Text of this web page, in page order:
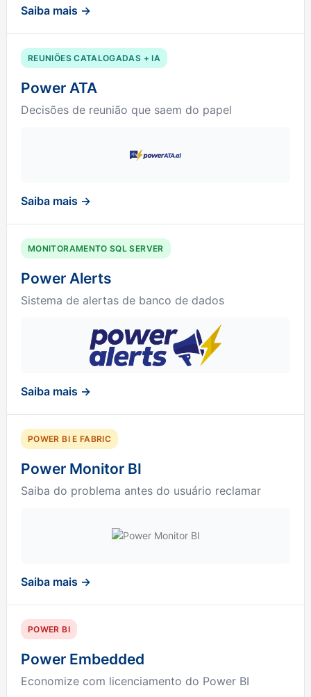
Saiba mais →
REUNIÕES CATALOGADAS + IA
Power ATA
Decisões de reunião que saem do papel
Saiba mais →
MONITORAMENTO SQL SERVER
Power Alerts
Sistema de alertas de banco de dados
Saiba mais →
POWER BI E FABRIC
Power Monitor BI
Saiba do problema antes do usuário reclamar
Saiba mais →
POWER BI
Power Embedded
Economize com licenciamento do Power BI